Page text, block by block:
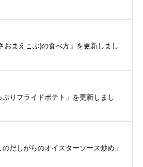
おまえこぶ)の食べ方」を更新しまし
りフライドポテト」を更新しまし
だしがらのオイスターソース炒め」